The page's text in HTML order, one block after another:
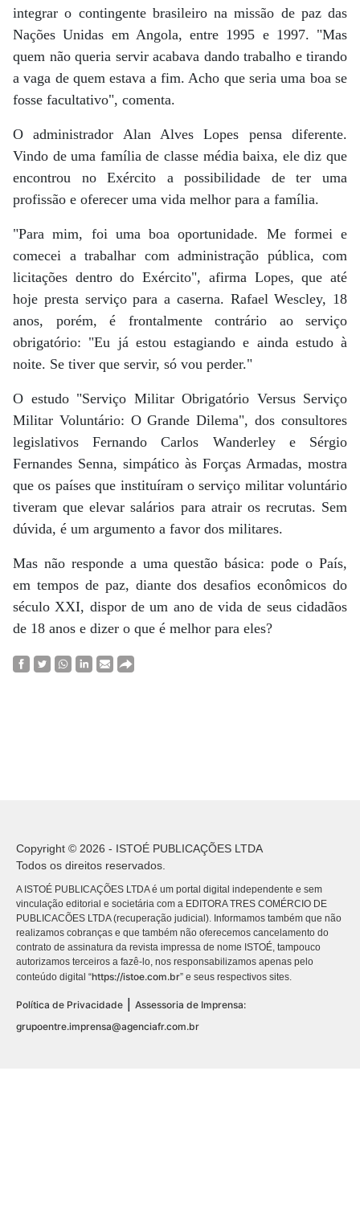
integrar o contingente brasileiro na missão de paz das
Nações Unidas em Angola, entre 1995 e 1997. "Mas
quem não queria servir acabava dando trabalho e tirando
a vaga de quem estava a fim. Acho que seria uma boa se
fosse facultativo", comenta.
O administrador Alan Alves Lopes pensa diferente.
Vindo de uma família de classe média baixa, ele diz que
encontrou no Exército a possibilidade de ter uma
profissão e oferecer uma vida melhor para a família.
"Para mim, foi uma boa oportunidade. Me formei e
comecei a trabalhar com administração pública, com
licitações dentro do Exército", afirma Lopes, que até
hoje presta serviço para a caserna. Rafael Wescley, 18
anos, porém, é frontalmente contrário ao serviço
obrigatório: "Eu já estou estagiando e ainda estudo à
noite. Se tiver que servir, só vou perder."
O estudo "Serviço Militar Obrigatório Versus Serviço
Militar Voluntário: O Grande Dilema", dos consultores
legislativos Fernando Carlos Wanderley e Sérgio
Fernandes Senna, simpático às Forças Armadas, mostra
que os países que instituíram o serviço militar voluntário
tiveram que elevar salários para atrair os recrutas. Sem
dúvida, é um argumento a favor dos militares.
Mas não responde a uma questão básica: pode o País,
em tempos de paz, diante dos desafios econômicos do
século XXI, dispor de um ano de vida de seus cidadãos
de 18 anos e dizer o que é melhor para eles?
Copyright © 2026 - ISTOÉ PUBLICAÇÕES LTDA
Todos os direitos reservados.
A ISTOÉ PUBLICAÇÕES LTDA é um portal digital independente e sem
vinculação editorial e societária com a EDITORA TRES COMÉRCIO DE
PUBLICACÕES LTDA (recuperação judicial). Informamos também que não
realizamos cobranças e que também não oferecemos cancelamento do
contrato de assinatura da revista impressa de nome ISTOÉ, tampouco
autorizamos terceiros a fazê-lo, nos responsabilizamos apenas pelo
conteúdo digital “https://istoe.com.br” e seus respectivos sites.
Política de Privacidade
Assessoria de Imprensa:
grupoentre.imprensa@agenciafr.com.br